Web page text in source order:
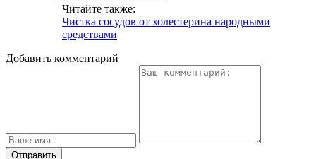
Читайте также:
Чистка сосудов от холестерина народными
средствами
Добавить комментарий